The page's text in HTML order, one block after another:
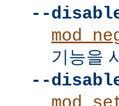
--
기능을
--